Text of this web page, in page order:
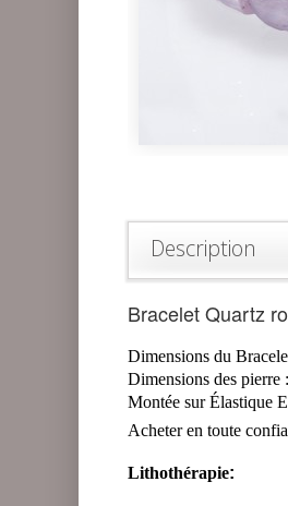
Description
Bracelet Quartz
Dimensions du
Dimensions des
Montée sur Élastique
Acheter en toute
Lithothérapie: